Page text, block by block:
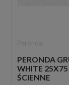
PERONDA
WHITE
ŚCIENNE